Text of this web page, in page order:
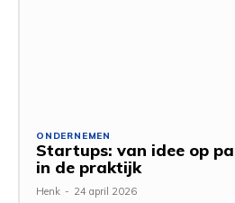
ONDERNEMEN
Startups: van idee op
in de praktijk
Henk - 24 april 2026